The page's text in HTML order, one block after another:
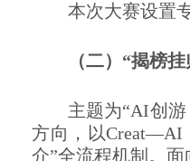
本次大赛设置
（二）“揭榜挂
主题为“AI创游
方向， 以Creat—AI
介”全流程机制 。面